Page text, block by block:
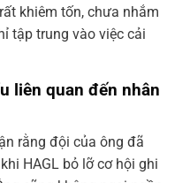
khiêm tốn, chưa nhắm
tập trung vào việc cải
liên quan đến nhân
rằng đội của ông đã
HAGL bỏ lỡ cơ hội ghi